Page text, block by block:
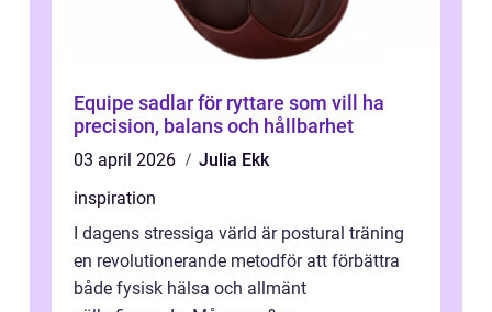
Equipe sadlar för ryttare som vill ha
precision, balans och hållbarhet
03 april 2026
Julia Ekk
inspiration
I dagens stressiga värld är postural träning
en revolutionerande metodför att förbättra
både fysisk hälsa och allmänt